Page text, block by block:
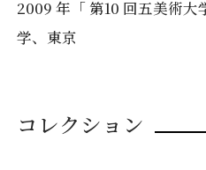
2009 年「 第10 回五美術
学、東京
コレクション